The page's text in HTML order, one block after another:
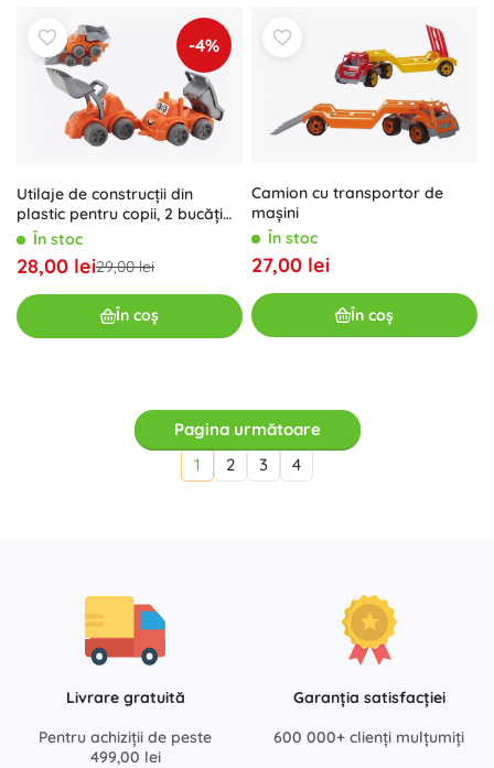
-4%
Utilaje de construcții din
plastic pentru copii, 2 bucăți
cu mers liber
În stoc
28,00 lei29,00 lei
În coș
Camion cu transportor de
mașini
În stoc
27,00 lei
În coș
Pagina următoare
1
2 3 4
Livrare gratuită
Pentru achiziții de peste
499,00 lei
Garanția satisfacției
600 000+ clienți mulțumiți